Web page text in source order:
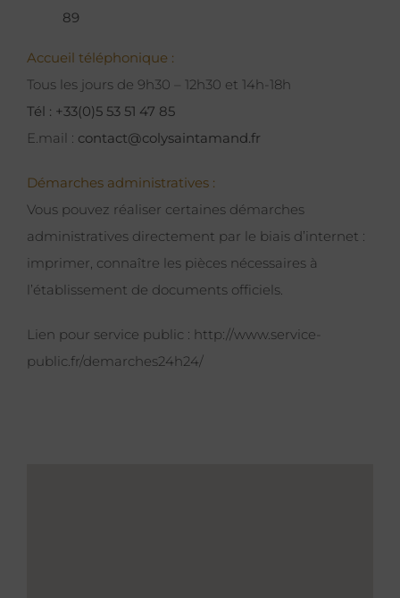
89
Accueil téléphonique :
Tous les jours de 9h30 – 12h30 et 14h-18h
Tél : +33(0)5 53 51 47 85
E.mail : contact@colysaintamand.fr
Démarches administratives :
Vous pouvez réaliser certaines démarches
administratives directement par le biais d’internet :
imprimer, connaître les pièces nécessaires à
l’établissement de documents officiels.
Lien pour service public : http://www.service-
public.fr/demarches24h24/